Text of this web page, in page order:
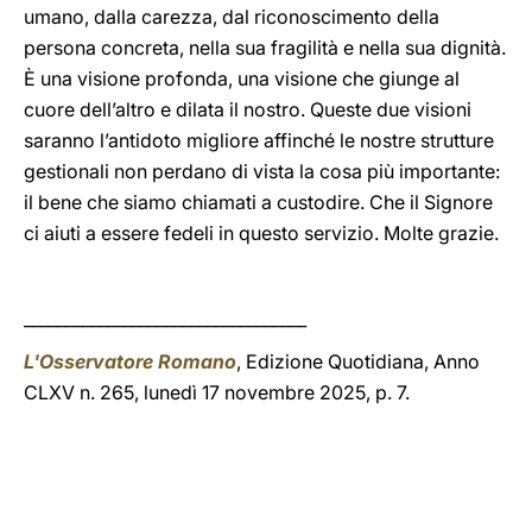
umano, dalla carezza, dal riconoscimento della
persona concreta, nella sua fragilità e nella sua dignità.
È una visione profonda, una visione che giunge al
cuore dell’altro e dilata il nostro. Queste due visioni
saranno l’antidoto migliore affinché le nostre strutture
gestionali non perdano di vista la cosa più importante:
il bene che siamo chiamati a custodire. Che il Signore
ci aiuti a essere fedeli in questo servizio. Molte grazie.
L'Osservatore Romano, Edizione Quotidiana, Anno
CLXV n. 265, lunedì 17 novembre 2025, p. 7.